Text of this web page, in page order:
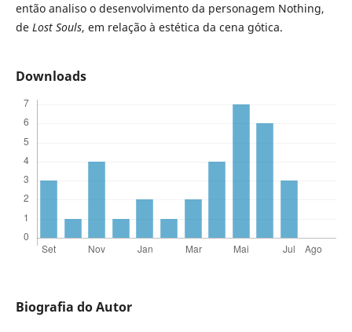
então analiso o desenvolvimento da personagem Nothing,
deLost Souls, em relação à estética da cena gótica.
Downloads
Biografia do Autor